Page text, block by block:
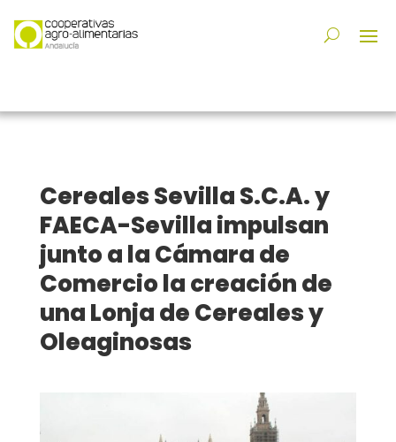
Cereales Sevilla S.C.A. y
FAECA-Sevilla impulsan
junto a la Cámara de
Comercio la creación de
una Lonja de Cereales y
Oleaginosas